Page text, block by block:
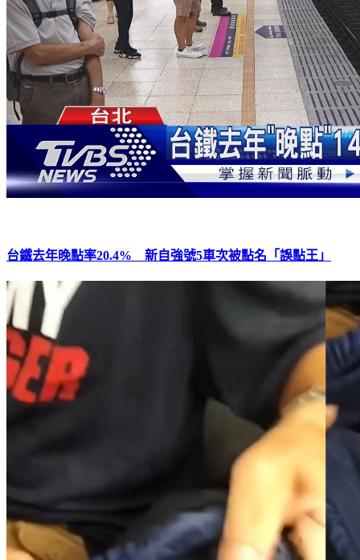
​​​​​​​台鐵去年晚點率20.4% 新自強號5車次被點名「誤點王」